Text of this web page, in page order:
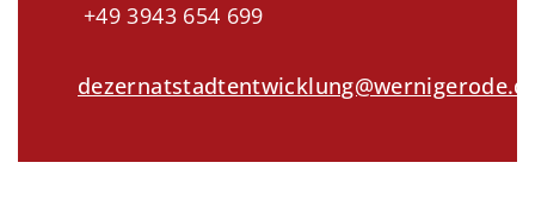
+49 3943 654 699